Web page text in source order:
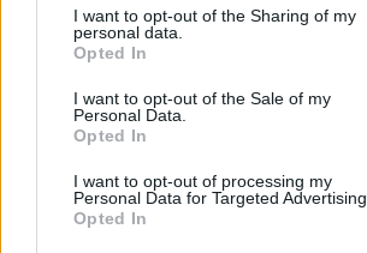
I want to opt-out of the Sharing of my
personal data.
Opted In
I want to opt-out of the Sale of my
Personal Data.
Opted In
I want to opt-out of processing my
Personal Data for Targeted Advertising.
Opted In